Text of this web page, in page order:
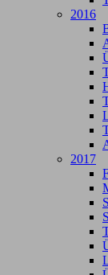
2016
2017